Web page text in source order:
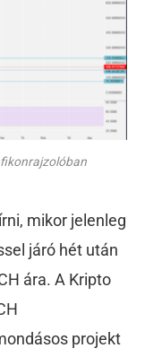
mikor jelenleg
járó hét után
ára. A Kripto
projekt